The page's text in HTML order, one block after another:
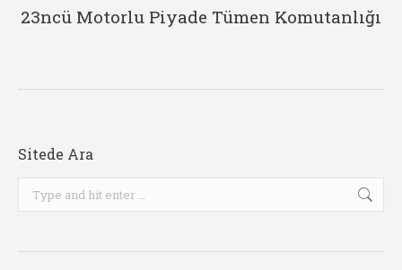
23ncü Motorlu Piyade Tümen Komutanlığı
Sitede Ara